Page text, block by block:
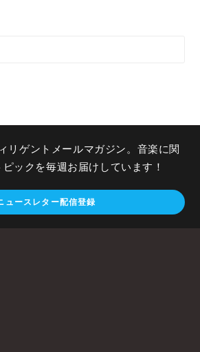
リゲントメールマガジン。音楽に関
ックを毎週お届けしています！
ュースレター配信登録